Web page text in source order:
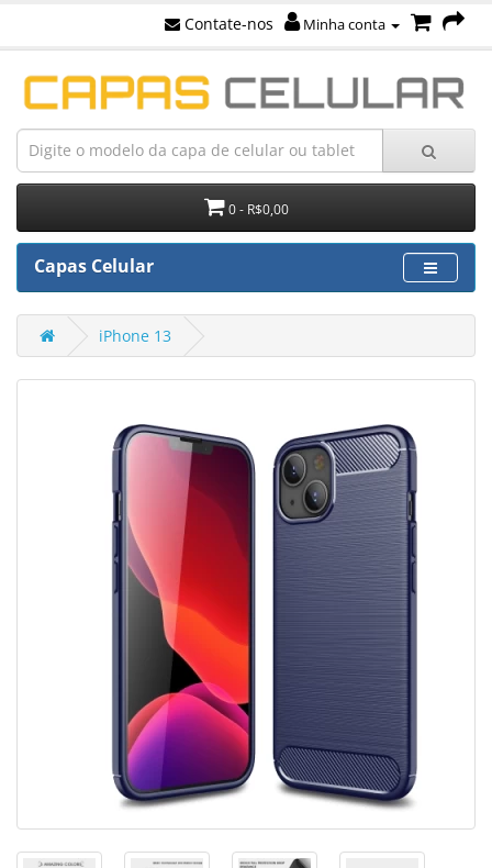
Contate-nos Minha conta
0 - R$0,00
Capas Celular
iPhone 13